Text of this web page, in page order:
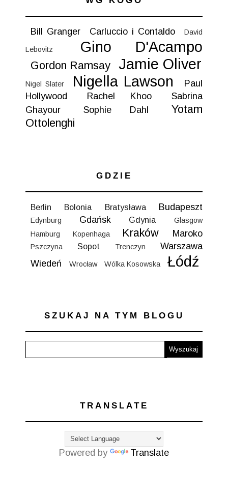
Bill Granger Carluccio i Contaldo David
Lebovitz Gino D'Acampo
Gordon Ramsay Jamie Oliver
Nigel Slater Nigella Lawson
Paul
Hollywood
Rachel Khoo
Sabrina
Ghayour
Sophie Dahl
Yotam
Ottolenghi
GDZIE
Berlin Bolonia Bratysława Budapeszt
Edynburg Gdańsk Gdynia
Glasgow
Hamburg
Kopenhaga Kraków Maroko
Pszczyna Sopot Trenczyn
Warszawa
Wiedeń
Wrocław Wólka Kosowska Łódź
SZUKAJ NA TYM BLOGU
TRANSLATE
Powered by Translate